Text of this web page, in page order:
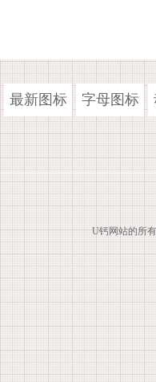
最新图标 字母图标
U钙网站的所